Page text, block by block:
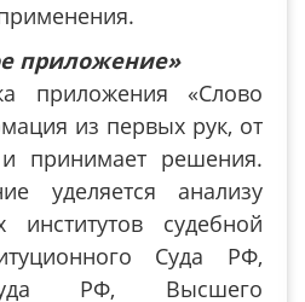
приложение»
приложения «Слово
из первых рук, от
принимает решения.
уделяется анализу
институтов судебной
Суда РФ,
РФ, Высшего